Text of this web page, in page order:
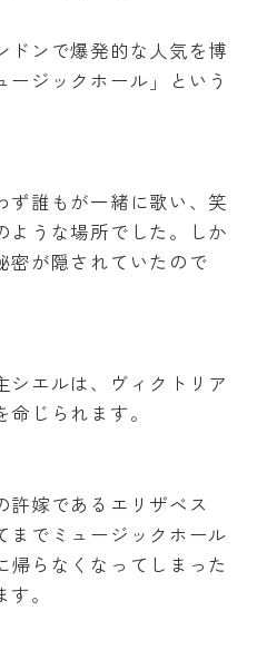
ドンで爆発的な人気を博
ージックホール」という
ず誰もが一緒に歌い、笑
ような場所でした。しか
密が隠されていたので
シエルは、ヴィクトリア
じられます。
許嫁であるエリザベス
までミュージックホール
帰らなくなってしまった
。